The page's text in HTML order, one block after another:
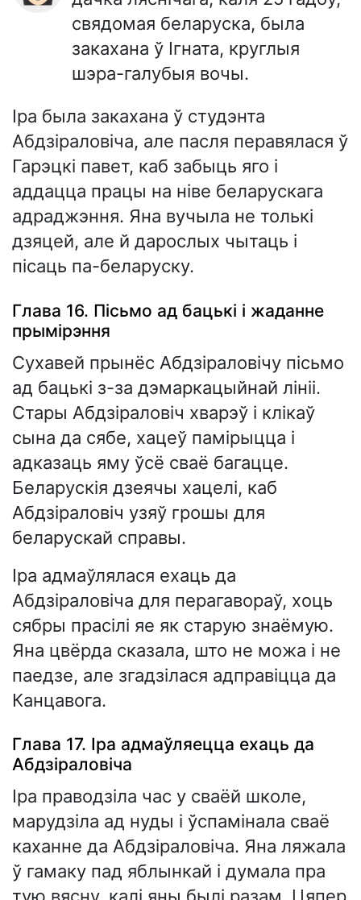
свядомая беларуска, была
закахана ў Ігната, круглыя
шэра-галубыя вочы.
Іра была закахана ў студэнта
Абдзіраловіча, але пасля перавялася ў
Гарэцкі павет, каб забыць яго і
аддацца працы на ніве беларускага
адраджэння. Яна вучыла не толькі
дзяцей, але й дарослых чытаць і
пісаць па-беларуску.
Глава 16. Пісьмо ад бацькі і жаданне
прымірэння
Сухавей прынёс Абдзіраловічу пісьмо
ад бацькі з-за дэмаркацыйнай лініі.
Стары Абдзіраловіч хварэў і клікаў
сына да сябе, хацеў памірыцца і
адказаць яму ўсё сваё багацце.
Беларускія дзеячы хацелі, каб
Абдзіраловіч узяў грошы для
беларускай справы.
Іра адмаўлялася ехаць да
Абдзіраловіча для перагавораў, хоць
сябры прасілі яе як старую знаёмую.
Яна цвёрда сказала, што не можа і не
паедзе, але згадзілася адправіцца да
Канцавога.
Глава 17. Іра адмаўляецца ехаць да
Абдзіраловіча
Іра праводзіла час у сваёй школе,
марудзіла ад нуды і ўспамінала сваё
каханне да Абдзіраловіча. Яна ляжала
ў гамаку пад яблынкай і думала пра
тую вясну, калі яны былі разам. Цяпер